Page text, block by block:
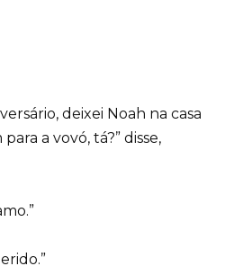
deixei Noah na casa
a vovó, tá?” disse,